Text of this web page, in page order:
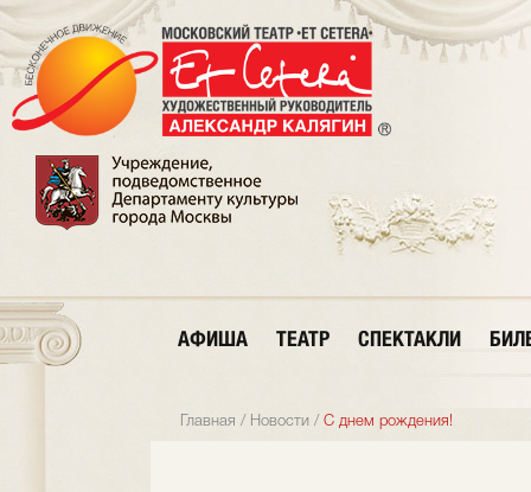
АФИША ТЕАТР СПЕКТАКЛИ
Главная / Новости / С днем рождения!